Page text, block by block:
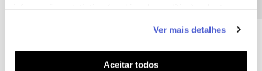
funcionalidades (cookies de personalização e
funcionalidade) e adaptar anúncios aos seus interesses
(cookies de publicidade personalizada). Pode gerir a
Ver mais detalhes
Aceitar todos